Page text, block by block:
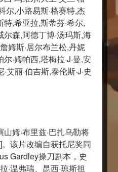
尔,小路易斯·格赛特,杰
特,希亚拉,斯蒂芬·希尔,
尔森,阿德丁博·汤玛斯,海
姆斯·居尔布兰松,丹妮
·姆帕西,塔梅拉·J·曼,安
艾丽·伯吉斯,泰伦斯·J·史
姆·布里兹·巴扎乌勒将
该片改编自获托尼奖同
Gardley操刀剧本，史
·温弗瑞、昆西·琼斯担